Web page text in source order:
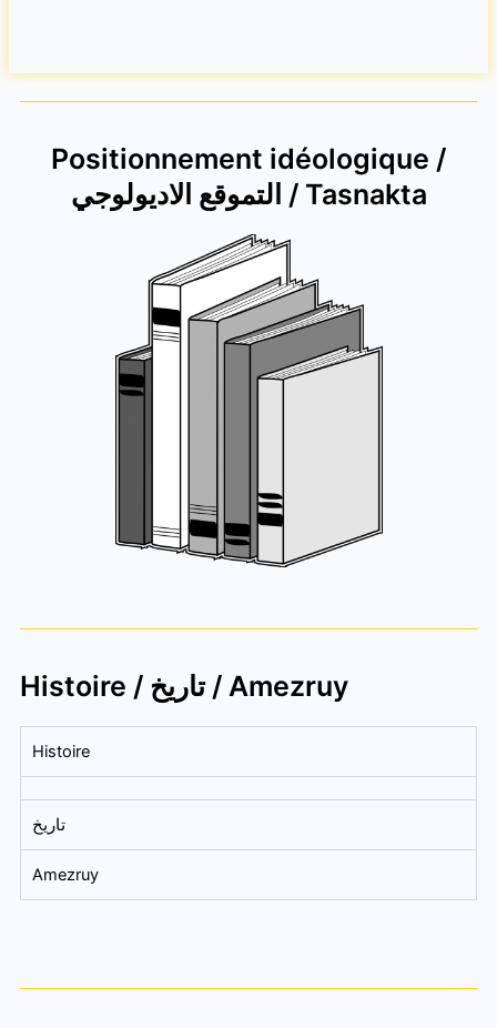
Positionnement idéologique /
التموقع الاديولوجي / Tasnakta
Histoire / تاريخ / Amezruy
Histoire
تاريخ
Amezruy